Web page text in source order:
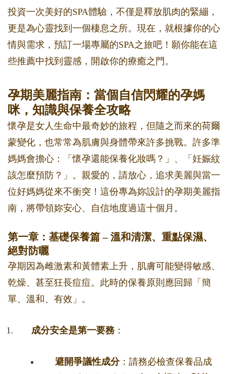
投資一次美好的SPA體驗，不僅是釋放肌肉的緊繃，
更是為心靈找到一個棲息之所。現在，就根據你的心
情與需求，預訂一場專屬的SPA之旅吧！願你能在這
些推薦中找到靈感，開啟你的療癒之門。
孕期美麗指南：當個自信閃耀的孕媽
咪，知識與保養全攻略
懷孕是女人生命中最奇妙的旅程，但隨之而來的荷爾
蒙變化，也常常為肌膚與身體帶來許多挑戰。許多準
媽媽會擔心：「懷孕還能保養化妝嗎？」、「妊娠紋
該怎麼預防？」。親愛的，請放心，追求美麗與當一
位好媽媽從來不衝突！這份專為妳設計的孕期美麗指
南，將帶領妳安心、自信地度過這十個月。
第一章：基礎保養篇 – 溫和清潔、重點保濕、
絕對防曬
孕期因為雌激素和黃體素上升，肌膚可能變得敏感、
乾燥、甚至狂長痘痘。此時的保養原則應回歸「簡
單、溫和、有效」。
成分安全是第一要務：
避開爭議性成分：請務必檢查保養品成